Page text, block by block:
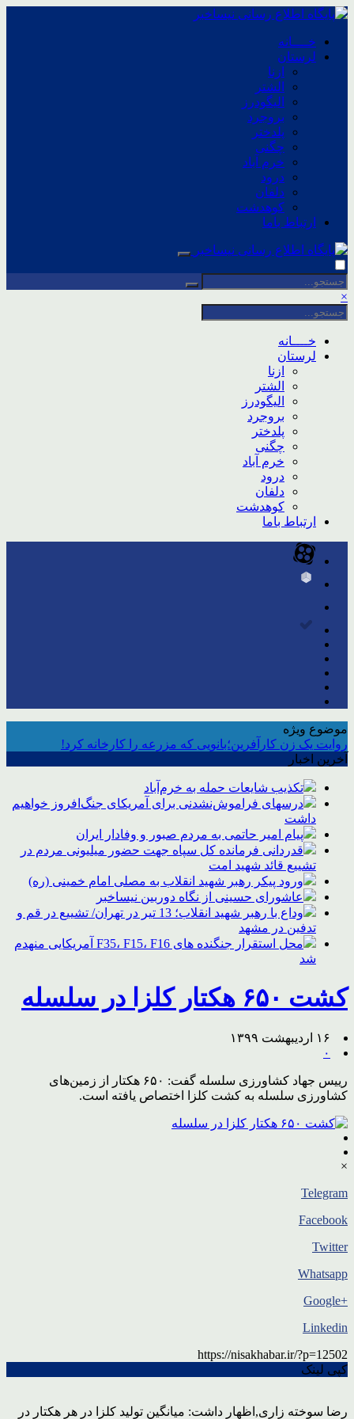
خــــانه
لرستان
ازنا
الشتر
الیگودرز
بروجرد
پلدختر
چگنی
خرم آباد
درود
دلفان
کوهدشت
ارتباط باما
×
خــــانه
لرستان
ازنا
الشتر
الیگودرز
بروجرد
پلدختر
چگنی
خرم آباد
درود
دلفان
کوهدشت
ارتباط باما
موضوع ویژه
روایت یک زن کارآفرین؛بانویی که مزرعه را کارخانه کرد!
آخرین اخبار
تکذیب شایعات حمله به خرم‌آباد
درسهای فراموش‌نشدنی برای آمریکای جنگ‌افروز خواهیم
داشت
پیام امیر حاتمی به مردم صبور و وفادار ایران
قدردانی فرمانده کل سپاه جهت حضور میلیونی مردم در
تشییع قائد شهید امت
ورود پیکر رهبر شهید انقلاب به مصلی امام خمینی (ره)
عاشورای حسینی از نگاه دوربین نیساخبر
وداع با رهبر شهید انقلاب؛ 13 تیر در تهران/ تشییع در قم و
تدفین در مشهد
محل استقرار جنگنده های F35، F15، F16 آمریکایی منهدم
شد
کشت ۶۵۰ هکتار کلزا در سلسله
۱۶ اردیبهشت ۱۳۹۹
۰
رییس جهاد کشاورزی سلسله گفت: ۶۵۰ هکتار از زمین‌های
کشاورزی سلسله به کشت کلزا اختصاص یافته است.
×
Telegram
Facebook
Twitter
Whatsapp
+Google
Linkedin
https://nisakhabar.ir/?p=12502
کپی لینک
رضا سوخته زاری,اظهار داشت: میانگین تولید کلزا در هر هکتار در